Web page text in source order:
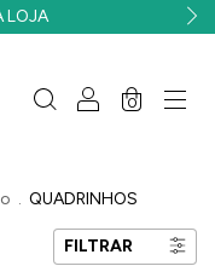
LOJA
0
. QUADRINHOS
FILTRAR